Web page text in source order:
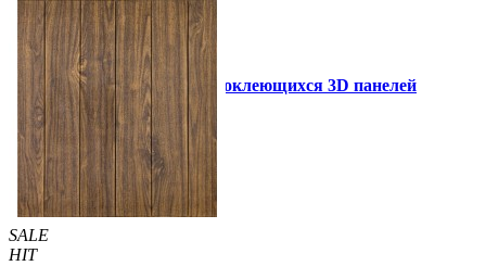
Инструкция установки самоклеющихся 3D панелей
Другие так же купили
SALE
HIT